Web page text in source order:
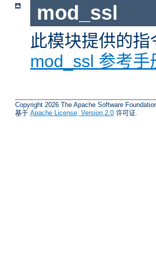
mod_ssl
此模块提供的
mod_ssl 参考手
Copyright 2026 The Apache Software
基于 Apache License, Version 2.0 许可证.